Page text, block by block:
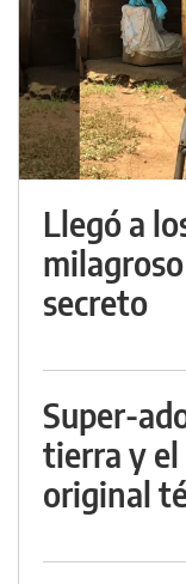
Llegó a
secreto
Super-
tierra y el
original